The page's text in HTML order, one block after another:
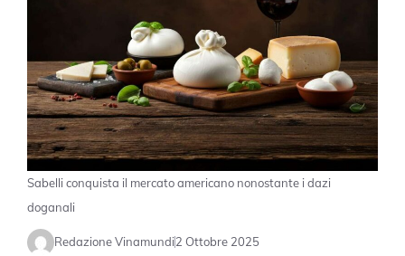
Sabelli conquista il mercato americano nonostante i dazi
doganali
Redazione Vinamundi2 Ottobre 2025